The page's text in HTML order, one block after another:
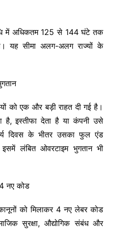
में अधिकतम 125 से 144 घंटे तक
यह सीमा अलग-अलग राज्यों के
को एक और बड़ी राहत दी गई है।
है, इस्तीफा देता है या कंपनी उसे
दिवस के भीतर उसका फुल एंड
लंबित ओवरटाइम भुगतान भी
नए कोड
को मिलाकर 4 नए लेबर कोड
सुरक्षा, औद्योगिक संबंध और